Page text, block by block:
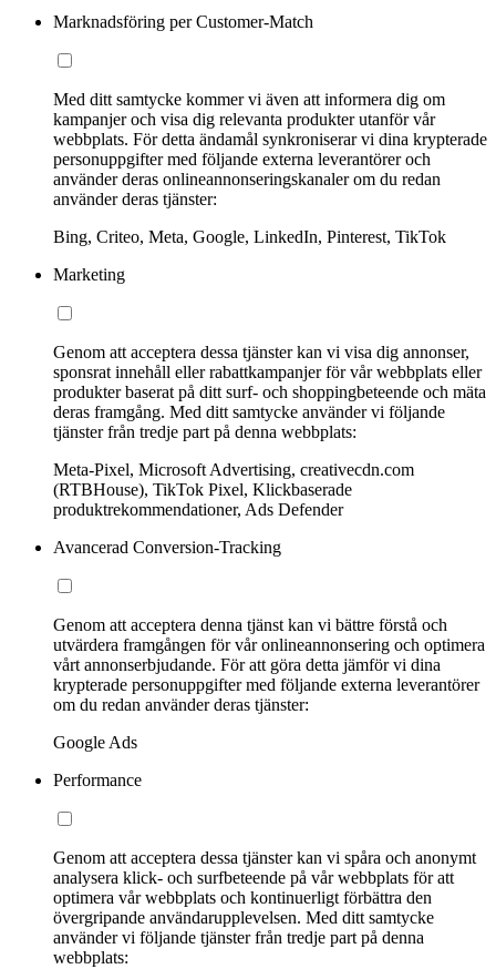
Marknadsföring per Customer-Match
Med ditt samtycke kommer vi även att informera dig om
kampanjer och visa dig relevanta produkter utanför vår
webbplats. För detta ändamål synkroniserar vi dina krypterade
personuppgifter med följande externa leverantörer och
använder deras onlineannonseringskanaler om du redan
använder deras tjänster:
Bing, Criteo, Meta, Google, LinkedIn, Pinterest, TikTok
Marketing
Genom att acceptera dessa tjänster kan vi visa dig annonser,
sponsrat innehåll eller rabattkampanjer för vår webbplats eller
produkter baserat på ditt surf- och shoppingbeteende och mäta
deras framgång. Med ditt samtycke använder vi följande
tjänster från tredje part på denna webbplats:
Meta-Pixel, Microsoft Advertising, creativecdn.com
(RTBHouse), TikTok Pixel, Klickbaserade
produktrekommendationer, Ads Defender
Avancerad Conversion-Tracking
Genom att acceptera denna tjänst kan vi bättre förstå och
utvärdera framgången för vår onlineannonsering och optimera
vårt annonserbjudande. För att göra detta jämför vi dina
krypterade personuppgifter med följande externa leverantörer
om du redan använder deras tjänster:
Google Ads
Performance
Genom att acceptera dessa tjänster kan vi spåra och anonymt
analysera klick- och surfbeteende på vår webbplats för att
optimera vår webbplats och kontinuerligt förbättra den
övergripande användarupplevelsen. Med ditt samtycke
använder vi följande tjänster från tredje part på denna
webbplats: